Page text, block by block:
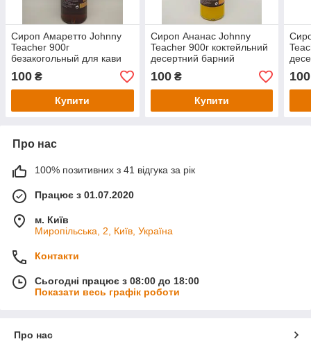
Сироп Амаретто Johnny
Teacher 900г
безакогольный для кави
морозива коктейлів
100 ₴
Купити
Сироп Ананас Johnny
Teacher 900г коктейльний
десертний барний
100₴
Купити
100
Про нас
100% позитивних з 41 відгука за рік
Працює з 01.07.2020
м. Київ
Миропільська, 2, Київ, Україна
Контакти
Сьогодні працює з 08:00 до 18:00
Показати весь графік роботи
Про нас